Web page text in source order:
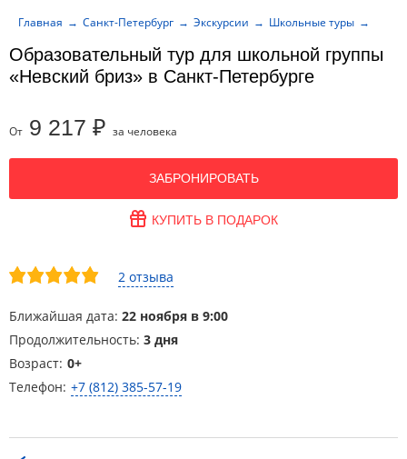
От 9 217 ₽ за человека
2 отзыва
Ближайшая дата: 22 ноября в 9:00
Продолжительность: 3 дня
Возраст: 0+
Телефон: +7 (812) 385-57-19
ЗАБРОНИРОВАТЬ
КУПИТЬ В ПОДАРОК
Образовательный тур для школьной группы
«Невский бриз» в Санкт-Петербурге
Главная Санкт-Петербург Экскурсии Школьные туры